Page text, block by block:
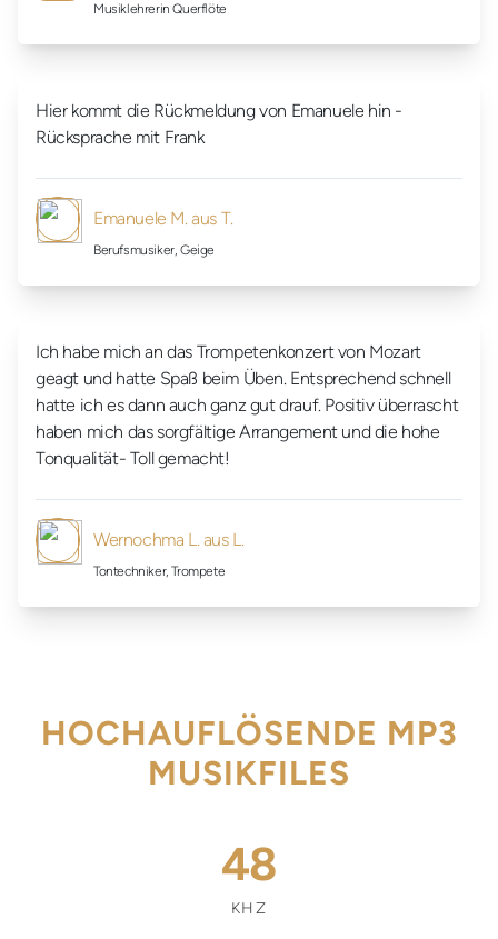
Musiklehrerin Querflöte
Hier kommt die Rückmeldung von Emanuele hin -
Rücksprache mit Frank
Emanuele M. aus T.
Berufsmusiker, Geige
Ich habe mich an das Trompetenkonzert von Mozart
geagt und hatte Spaß beim Üben. Entsprechend schnell
hatte ich es dann auch ganz gut drauf. Positiv überrascht
haben mich das sorgfältige Arrangement und die hohe
Tonqualität- Toll gemacht!
Wernochma L. aus L.
Tontechniker, Trompete
HOCHAUFLÖSENDE MP3
MUSIKFILES
48
KHZ